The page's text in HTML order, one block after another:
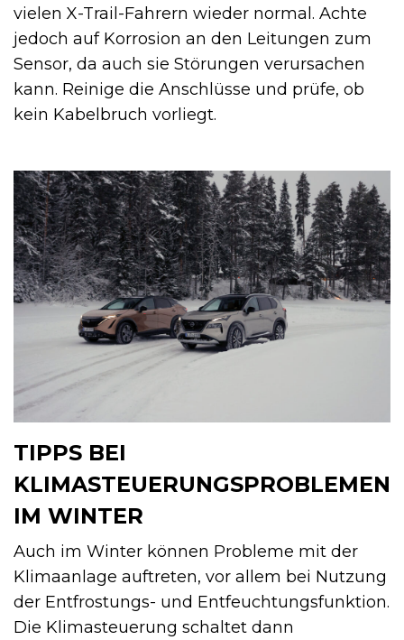
vielen X-Trail-Fahrern wieder normal. Achte
jedoch auf Korrosion an den Leitungen zum
Sensor, da auch sie Störungen verursachen
kann. Reinige die Anschlüsse und prüfe, ob
kein Kabelbruch vorliegt.
TIPPS BEI
KLIMASTEUERUNGSPROBLEMEN
IM WINTER
Auch im Winter können Probleme mit der
Klimaanlage auftreten, vor allem bei Nutzung
der Entfrostungs- und Entfeuchtungsfunktion.
Die Klimasteuerung schaltet dann